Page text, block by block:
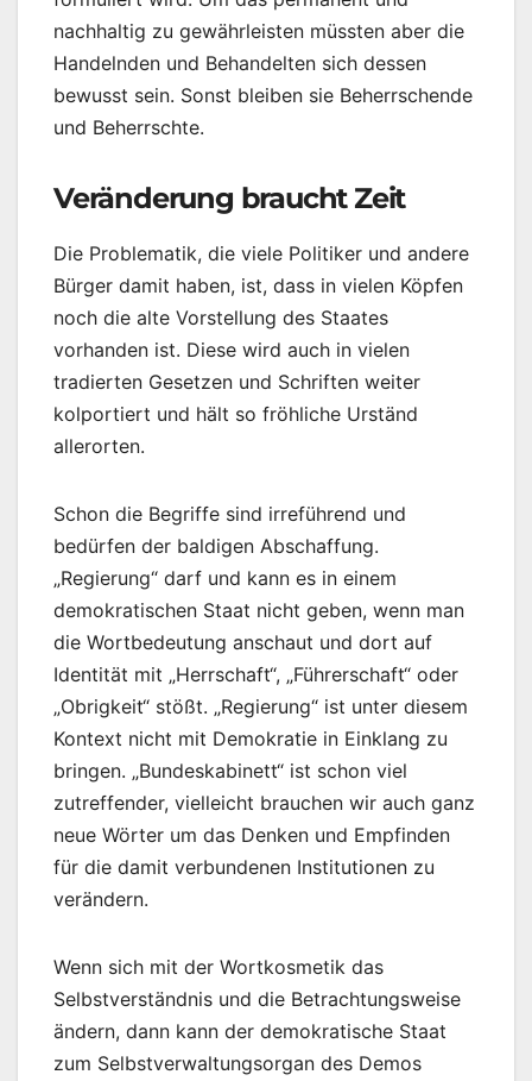
nachhaltig zu gewährleisten müssten aber die
Handelnden und Behandelten sich dessen
bewusst sein. Sonst bleiben sie Beherrschende
und Beherrschte.
Veränderung braucht Zeit
Die Problematik, die viele Politiker und andere
Bürger damit haben, ist, dass in vielen Köpfen
noch die alte Vorstellung des Staates
vorhanden ist. Diese wird auch in vielen
tradierten Gesetzen und Schriften weiter
kolportiert und hält so fröhliche Urständ
allerorten.
Schon die Begriffe sind irreführend und
bedürfen der baldigen Abschaffung.
„Regierung“ darf und kann es in einem
demokratischen Staat nicht geben, wenn man
die Wortbedeutung anschaut und dort auf
Identität mit „Herrschaft“, „Führerschaft“ oder
„Obrigkeit“ stößt. „Regierung“ ist unter diesem
Kontext nicht mit Demokratie in Einklang zu
bringen. „Bundeskabinett“ ist schon viel
zutreffender, vielleicht brauchen wir auch ganz
neue Wörter um das Denken und Empfinden
für die damit verbundenen Institutionen zu
verändern.
Wenn sich mit der Wortkosmetik das
Selbstverständnis und die Betrachtungsweise
ändern, dann kann der demokratische Staat
zum Selbstverwaltungsorgan des Demos